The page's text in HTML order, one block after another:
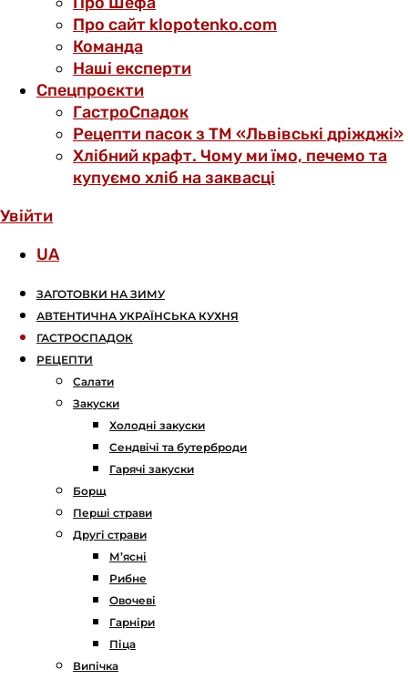
Про сайт klopotenko.com
Команда
Наші експерти
Спецпроєкти
ГастроСпадок
Рецепти пасок з ТМ «Львівські дріжджі»
Хлібний крафт. Чому ми їмо, печемо та
купуємо хліб на заквасці
Увійти
UA
ЗАГОТОВКИ НА ЗИМУ
АВТЕНТИЧНА УКРАЇНСЬКА КУХНЯ
ГАСТРОСПАДОК
РЕЦЕПТИ
Салати
Закуски
Холодні закуски
Сендвічі та бутерброди
Гарячі закуски
Борщ
Перші страви
Другі страви
М’ясні
Рибне
Овочеві
Гарніри
Піца
Випічка